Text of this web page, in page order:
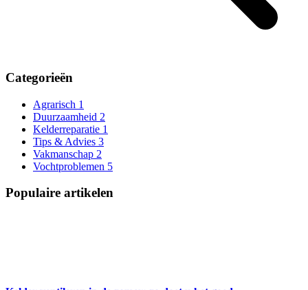
Categorieën
Agrarisch 1
Duurzaamheid 2
Kelderreparatie 1
Tips & Advies 3
Vakmanschap 2
Vochtproblemen 5
Populaire artikelen